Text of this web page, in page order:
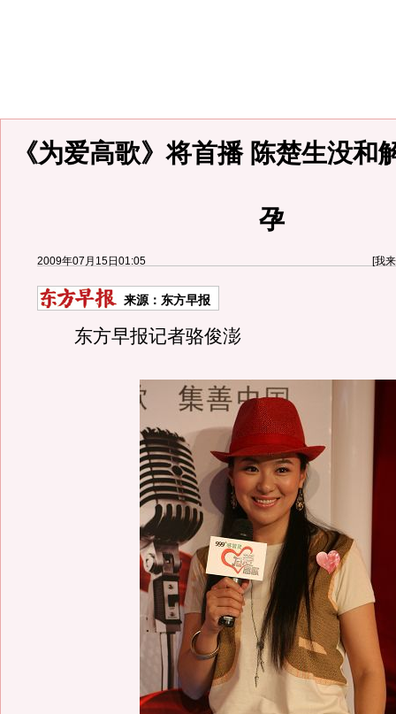
《为爱高歌》将首播 陈楚生没和
孕
2009年07月15日01:05 [我
来源： 东方早报
东方早报记者骆俊澎